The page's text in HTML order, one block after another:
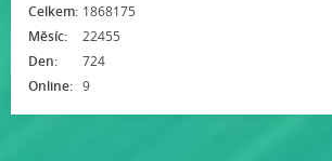
Online: 9
Celkem: 1868175
Měsíc:
22455
Den:
724